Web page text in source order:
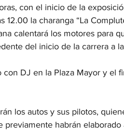
con el inicio de la
12.00 la charanga “La
calentará los motores para
del inicio de la carrera a
DJ en la Plaza Mayor y el
los autos y sus pilotos,
habrán elaborado